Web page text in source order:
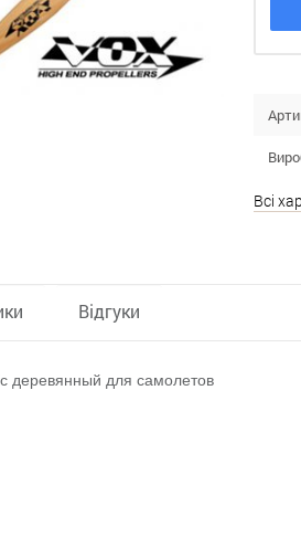
Всі
деревянный для самолетов
Відгуки